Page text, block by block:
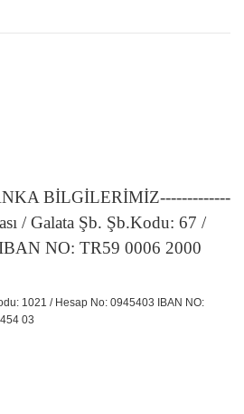
BİLGİLERİMİZ-------------
/ Galata Şb. Şb.Kodu: 67 /
NO: TR59 0006 2000
1021 / Hesap No: 0945403 IBAN NO:
03